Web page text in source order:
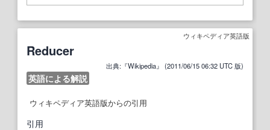
ウィキペディア英語版
Reducer
出典:『Wikipedia』 (2011/06/15 06:32 UTC 版)
英語による解説
ウィキペディア英語版からの引用
引用